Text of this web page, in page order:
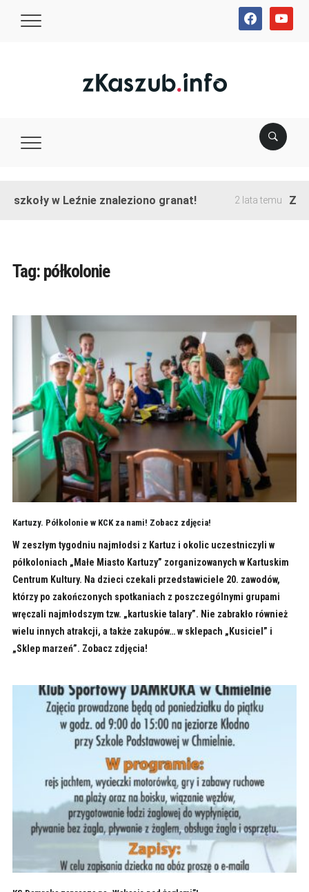
facebookyoutube
szkoły w Leźnie znaleziono granat! 2 lata temu
Tag: półkolonie
Kartuzy. Półkolonie w KCK za nami! Zobacz zdjęcia!
W zeszłym tygodniu najmłodsi z Kartuz i okolic uczestniczyli w
półkoloniach „Małe Miasto Kartuzy” zorganizowanych w Kartuskim
Centrum Kultury. Na dzieci czekali przedstawiciele 20. zawodów,
którzy po zakończonych spotkaniach z poszczególnymi grupami
wręczali najmłodszym tzw. „kartuskie talary”. Nie zabrakło również
wielu innych atrakcji, a także zakupów… w sklepach „Kusiciel” i
„Sklep marzeń”. Zobacz zdjęcia!